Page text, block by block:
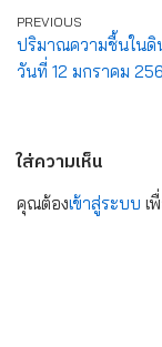
PREVIOUS
ปริมาณความชื้นในดิ
วันที่ 12 มกราคม
ใส่ความเห็น
คุณต้องเข้าสู่ระบบ เ